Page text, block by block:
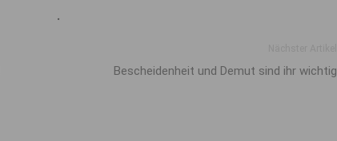
.
Bescheidenheit und Demut sind ihr wichtig